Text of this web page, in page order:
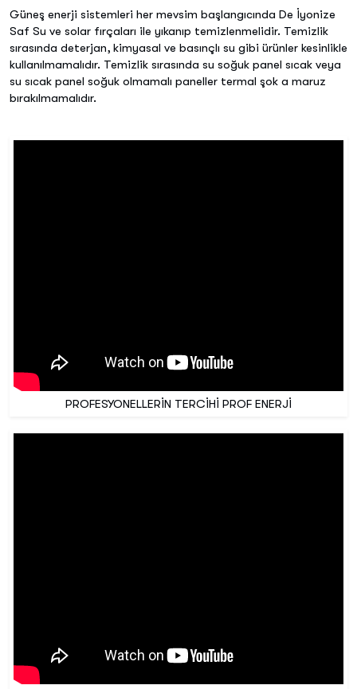
Güneş enerji sistemleri her mevsim başlangıcında De İyonize
Saf Su ve solar fırçaları ile yıkanıp temizlenmelidir. Temizlik
sırasında deterjan, kimyasal ve basınçlı su gibi ürünler kesinlikle
kullanılmamalıdır. Temizlik sırasında su soğuk panel sıcak veya
su sıcak panel soğuk olmamalı paneller termal şok a maruz
bırakılmamalıdır.
PROFESYONELLERİN TERCİHİ PROF ENERJİ